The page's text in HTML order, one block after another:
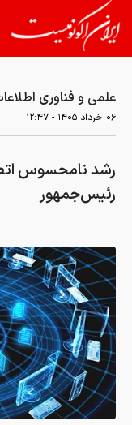
علمی و فناوری
۰۶ خرداد ۱۴۰۵ - ۱۲:۴۷
رشد نامحسوس
رئیس‌جمهور